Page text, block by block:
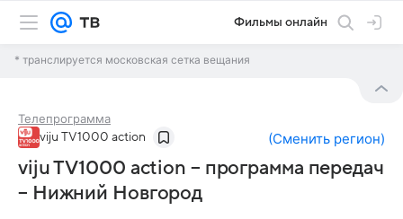
Фильмы онлайн
* транслируется московская сетка вещания
Телепрограмма
viju TV1000 action (Сменить регион)
viju TV1000 action – программа передач
– Нижний Новгород